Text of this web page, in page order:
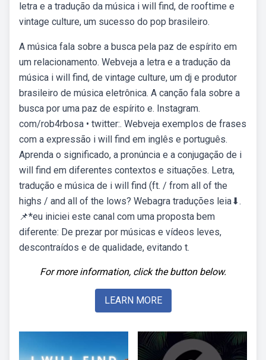
letra e a tradução da música i will find, de rooftime e
vintage culture, um sucesso do pop brasileiro.
A música fala sobre a busca pela paz de espírito em
um relacionamento. Webveja a letra e a tradução da
música i will find, de vintage culture, um dj e produtor
brasileiro de música eletrônica. A canção fala sobre a
busca por uma paz de espírito e. Instagram.
com/rob4rbosa • twitter:. Webveja exemplos de frases
com a expressão i will find em inglês e português.
Aprenda o significado, a pronúncia e a conjugação de i
will find em diferentes contextos e situações. Letra,
tradução e música de i will find (ft. / from all of the
highs / and all of the lows? Webagra traduções leia⬇.
📌*eu iniciei este canal com uma proposta bem
diferente: De prezar por músicas e vídeos leves,
descontraídos e de qualidade, evitando t.
For more information, click the button below.
LEARN MORE